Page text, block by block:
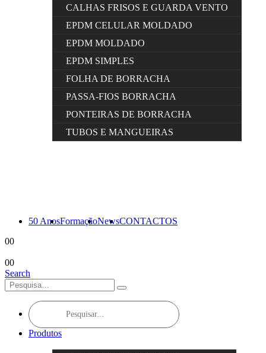
CALHAS FRISOS E GUARDA VENTO
EPDM CELULAR MOLDADO
EPDM MOLDADO
EPDM SIMPLES
FOLHA DE BORRACHA
PASSA-FIOS BORRACHA
PONTEIRAS DE BORRACHA
TUBOS E MANGUEIRAS
50 AnosFormaçãoNewsCONTACTOS
00
00
Search
Products
search
Produtos